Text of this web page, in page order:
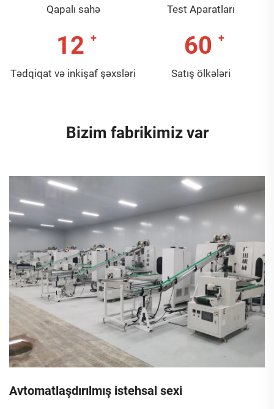
Qapalı sahə Test Aparatları
12
Tədqiqat və inkişaf şəxsləri
60
Satış ölkələri
Bizim fabrikimiz var
Avtomatlaşdırılmış istehsal sexi